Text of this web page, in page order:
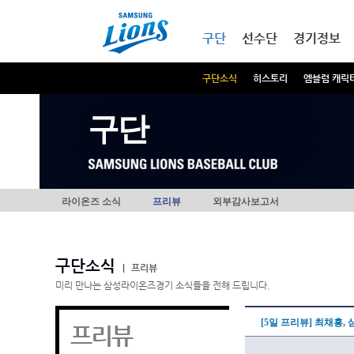
구단
구단소식 히스토리 엠블럼 캐릭
선수단 경기정보
구단
라이온즈 소식 프리뷰 외부감사보고서
구단소식
프리뷰
미리 만나는 삼성라이온즈경기 소식들을 전해 드립니다.
프리뷰 [5일 프리뷰] 최채흥,